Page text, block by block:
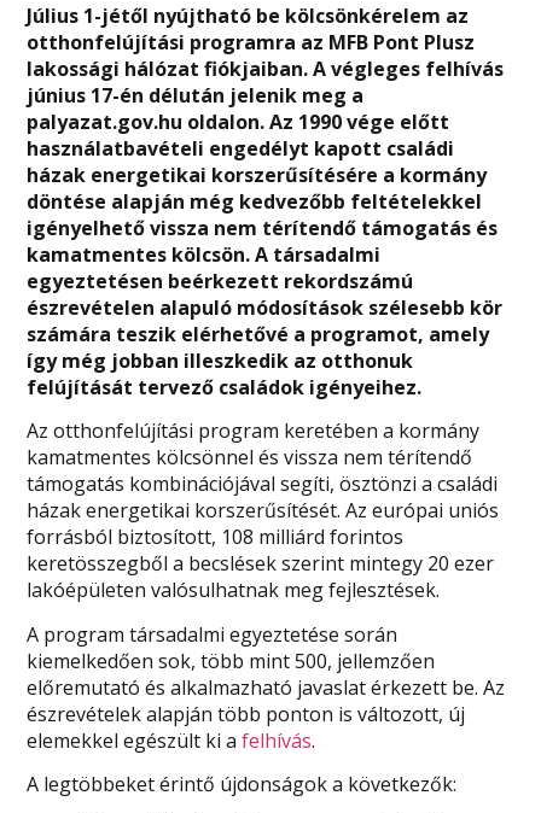
Július 1-jétől nyújtható be kölcsönkérelem az
otthonfelújítási programra az MFB Pont Plusz
lakossági hálózat fiókjaiban. A végleges felhívás
június 17-én délután jelenik meg a
palyazat.gov.hu oldalon. Az 1990 vége előtt
használatbavételi engedélyt kapott családi
házak energetikai korszerűsítésére a kormány
döntése alapján még kedvezőbb feltételekkel
igényelhető vissza nem térítendő támogatás és
kamatmentes kölcsön. A társadalmi
egyeztetésen beérkezett rekordszámú
észrevételen alapuló módosítások szélesebb kör
számára teszik elérhetővé a programot, amely
így még jobban illeszkedik az otthonuk
felújítását tervező családok igényeihez.
Az otthonfelújítási program keretében a kormány
kamatmentes kölcsönnel és vissza nem térítendő
támogatás kombinációjával segíti, ösztönzi a családi
házak energetikai korszerűsítését. Az európai uniós
forrásból biztosított, 108 milliárd forintos
keretösszegből a becslések szerint mintegy 20 ezer
lakóépületen valósulhatnak meg fejlesztések.
A program társadalmi egyeztetése során
kiemelkedően sok, több mint 500, jellemzően
előremutató és alkalmazható javaslat érkezett be. Az
észrevételek alapján több ponton is változott, új
elemekkel egészült ki afelhívás.
A legtöbbeket érintő újdonságok a következők: